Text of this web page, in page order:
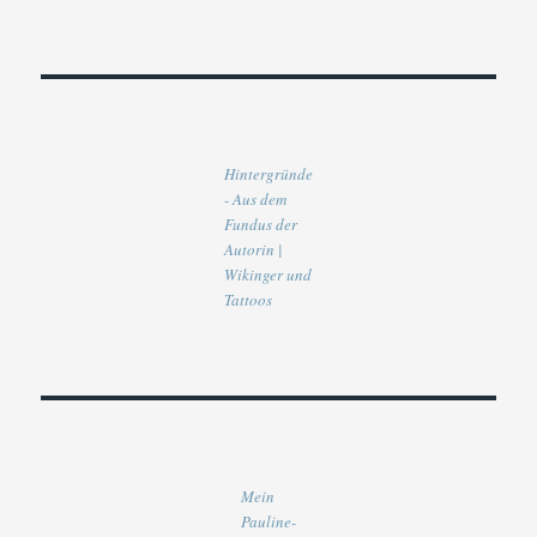
Hintergründe
- Aus dem
Fundus der
Autorin |
Wikinger und
Tattoos
Mein
Pauline-